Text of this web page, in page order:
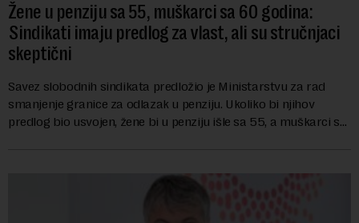
Žene u penziju sa 55, muškarci sa 60 godina:
Sindikati imaju predlog za vlast, ali su stručnjaci
skeptični
Savez slobodnih sindikata predložio je Ministarstvu za rad
smanjenje granice za odlazak u penziju. Ukoliko bi njihov
predlog bio usvojen, žene bi u penziju išle sa 55, a muškarci sa